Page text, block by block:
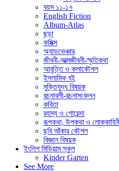
বয়স ১১-১৭
English Fiction
Album-Atlas
ছড়া
কমিক্স
অ্যাডভেঞ্চার
জীবনী-আত্মজীবনী-স্মৃতিকথা
আবৃত্তি ও কলাকৌশল
ইসলামিক বই
মুক্তিযুদ্ধ বিষয়ক
রচনাবলী-রচনাসংকলন
কবিতা
রহস্য ও গোয়েন্দা
রূপকথা, উপকথা ও
ছবি আঁকার কৌশল
বিজ্ঞান বিষয়ক
ইংলিশ মিডিয়াম স্কুল
Kinder Garten
See More